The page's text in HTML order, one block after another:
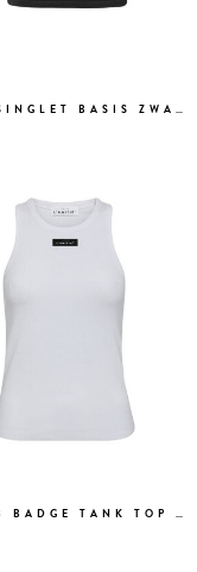
YAYA SINGLET BASIS ZWART
HL RIB BADGE TANK TOP WHITE